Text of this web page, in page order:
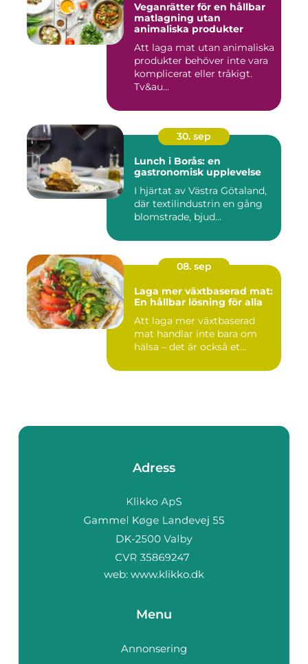
Veganrätter för en hållbar
matlagning utan
animaliska produkter
Att laga mat utan animaliska
produkter behöver inte vara
komplicerat eller tråkigt.
Tv&au...
30. sep
Lunch i Borås: en
gastronomisk upplevelse
I hjärtat av Västra Götaland,
där textilindustrin en gång
blomstrade, bjud...
08. sep
Laga mer växtbaserad mat:
En hållbar lösning för alla
Att laga mer växtbaserad
mat handlar inte bara om
hälsa – det är också et...
Adress
web: www.klikko.dk
Menu
Annonsering